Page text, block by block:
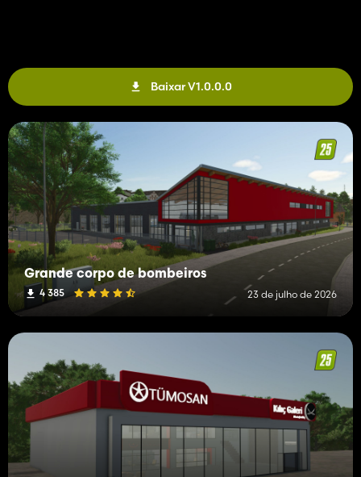
Baixar V1.0.0.0
Grande corpo de bombeiros
4 385 23 de julho de 2026